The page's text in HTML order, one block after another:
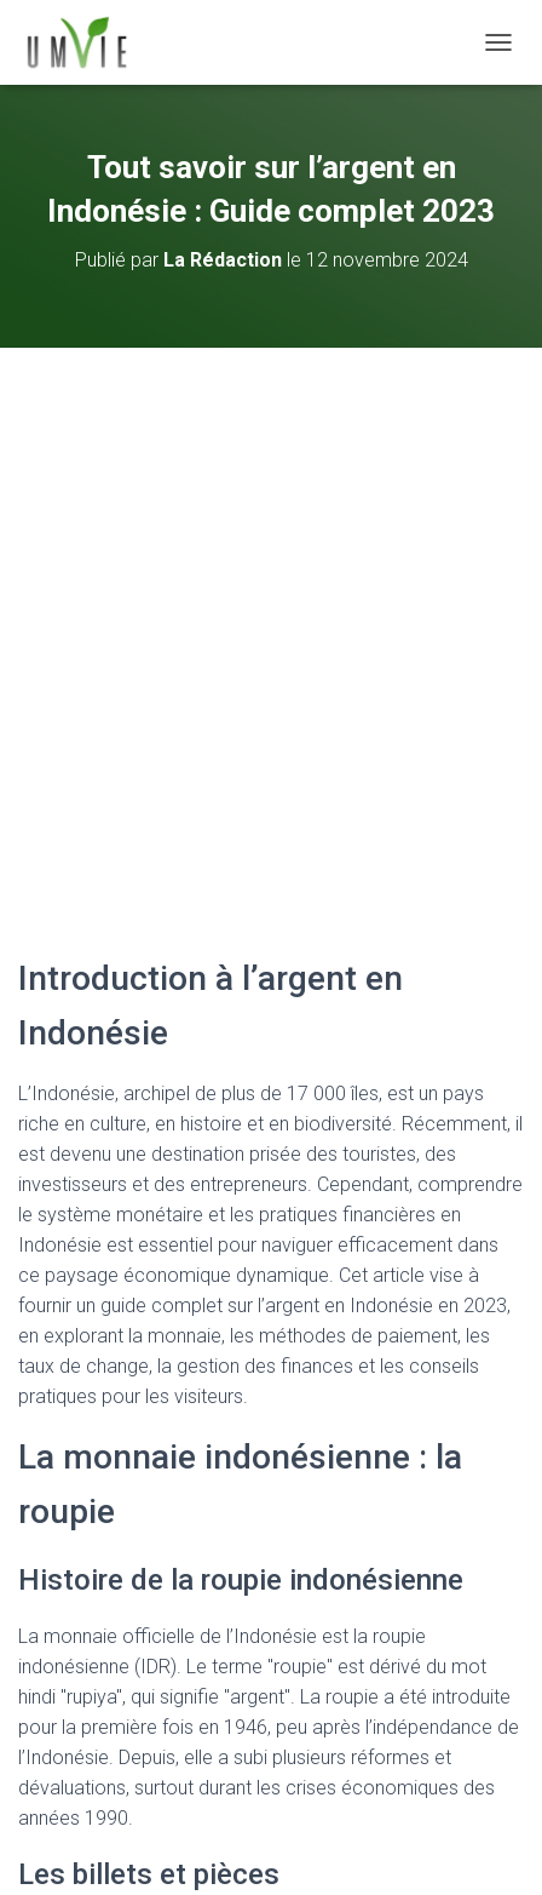
Tout savoir sur l’argent en
Indonésie : Guide complet 2023
Publié par La Rédactionle 12 novembre 2024
Introduction à l’argent en
Indonésie
L’Indonésie, archipel de plus de 17 000 îles, est un pays
riche en culture, en histoire et en biodiversité. Récemment, il
est devenu une destination prisée des touristes, des
investisseurs et des entrepreneurs. Cependant, comprendre
le système monétaire et les pratiques financières en
Indonésie est essentiel pour naviguer efficacement dans
ce paysage économique dynamique. Cet article vise à
fournir un guide complet sur l’argent en Indonésie en 2023,
en explorant la monnaie, les méthodes de paiement, les
taux de change, la gestion des finances et les conseils
pratiques pour les visiteurs.
La monnaie indonésienne : la
roupie
Histoire de la roupie indonésienne
La monnaie officielle de l’Indonésie est la roupie
indonésienne (IDR). Le terme "roupie" est dérivé du mot
hindi "rupiya", qui signifie "argent". La roupie a été introduite
pour la première fois en 1946, peu après l’indépendance de
l’Indonésie. Depuis, elle a subi plusieurs réformes et
dévaluations, surtout durant les crises économiques des
années 1990.
Les billets et pièces